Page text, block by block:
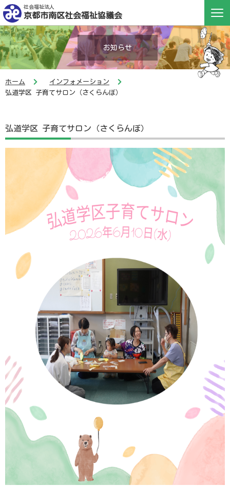
社会福祉法人
京都市南区社会福祉協議会
お知らせ
ホーム
インフォメーション
弘道学区 子育てサロン（さくらんぼ）
弘道学区 子育てサロン（さくらんぼ）